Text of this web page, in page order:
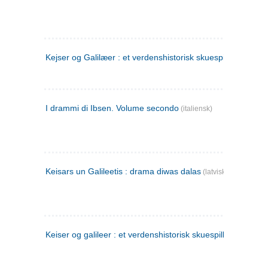
Kejser og Galilæer : et verdenshistorisk skuespil
I drammi di Ibsen. Volume secondo (italiensk)
Keisars un Galileetis : drama diwas dalas (latvisk)
Keiser og galileer : et verdenshistorisk skuespill (1873)